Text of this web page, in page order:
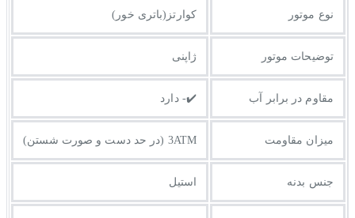
نوع موتور کوارتز(باتری خور)
توضیحات موتور ژاپنی
مقاوم در برابر آب ✔️- دارد
میزان مقاومت 3ATM (در حد دست و صورت شستن)
جنس بدنه استیل